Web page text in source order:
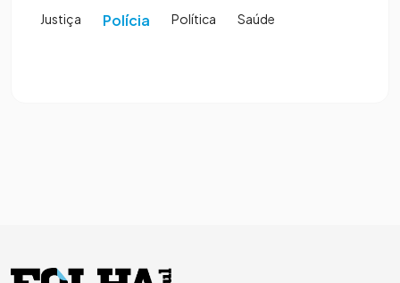
Justiça Polícia Política Saúde